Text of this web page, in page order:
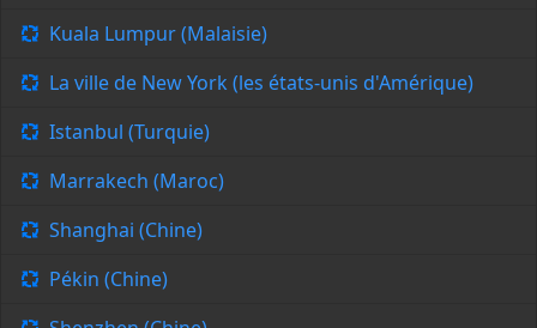
Kuala Lumpur (Malaisie)
La ville de New York (les états-unis d'Amérique)
Istanbul (Turquie)
Marrakech (Maroc)
Shanghai (Chine)
Pékin (Chine)